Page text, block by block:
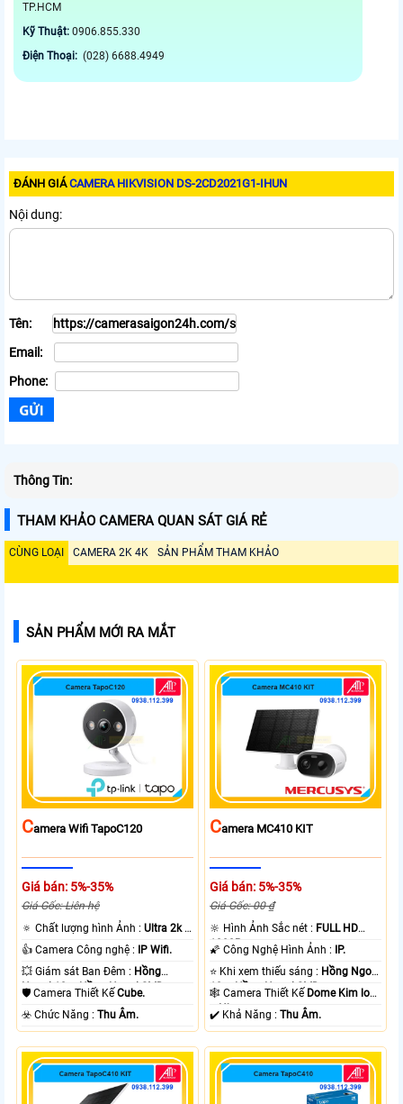
TP.HCM
Kỹ Thuật: 0906.855.330
Điện Thoại: (028) 6688.4949
ĐÁNH GIÁCAMERA HIKVISION DS-2CD2021G1-IHUN
Nội dung:
Tên:
Email:
Phone:
Thông Tin:
THAM KHẢO CAMERA QUAN SÁT GIÁ RẺ
CÙNG LOẠI CAMERA 2K 4K SẢN PHẨM THAM KHẢO
SẢN PHẨM MỚI RA MẮT
CAmera Wifi TapoC120
Giá bán: 5%-35%
Giá Gốc: Liên hệ
🔅 Chất lượng hình Ảnh :Ultra 2k +
.
👍 Camera Công nghệ : IP Wifi.
💥 Giám sát Ban Đêm : Hồng
Ngoại 10m Hồng Ngoại SMD.
🛡 Camera Thiết KếCube.
️☣️ Chức Năng :Thu Âm.
CAmera MC410 KIT
Giá bán: 5%-35%
Giá Gốc: 00 ₫
🔆 Hình Ảnh Sắc nét : FULL HD
1080P .
🌠 Công Nghệ Hình Ảnh : IP.
⭐ Khi xem thiếu sáng : Hồng Ngoại
10m Hồng Ngoại SMD.
🕸️ Camera Thiết Kế Dome Kim loại
+ Nhựa.
️✔️ Khả Năng :Thu Âm.